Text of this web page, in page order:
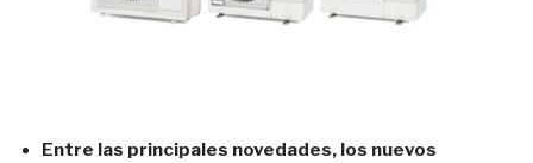
Entre las principales novedades, los nuevos